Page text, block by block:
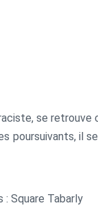
se
il
: Square Tabarly